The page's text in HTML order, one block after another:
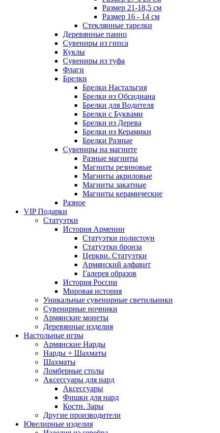
Размер 21-18,5 см
Размер 16 - 14 см
Стеклянные тарелки
Деревянные панно
Сувениры из гипса
Куклы
Сувениры из туфа
Флаги
Брелки
Брелки Настальгия
Брелки из Обсидиана
Брелки для Водителя
Брелки с Буквами
Брелки из Дерева
Брелки из Керамики
Брелки Разные
Сувениры на магните
Разные магниты
Магниты резиновые
Магниты акриловые
Магниты закатные
Магниты керамические
Разное
VIP Подарки
Статуэтки
История Армении
Статуэтки полистоун
Статуэтки бронза
Церкви. Статуэтки
Армянский алфавит
Галерея образов
История России
Мировая история
Уникальные сувенирные светильники
Сувенирные ночники
Армянские монеты
Деревянные изделия
Настольные игры
Армянские Нарды
Нарды + Шахматы
Шахматы
Ломберные столы
Аксессуары для нард
Аксессуары
Фишки для нард
Кости. Зары
Другие производители
Ювелирные изделия